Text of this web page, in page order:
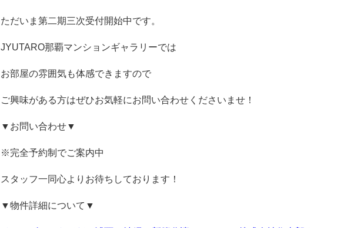
ただいま第二期三次受付開始中です。
JYUTARO那覇マンションギャラリーでは
お部屋の雰囲気も体感できますので
ご興味がある方はぜひお気軽にお問い合わせくださいませ！
▼お問い合わせ▼
※完全予約制でご案内中
スタッフ一同心よりお待ちしております！
▼物件詳細について▼